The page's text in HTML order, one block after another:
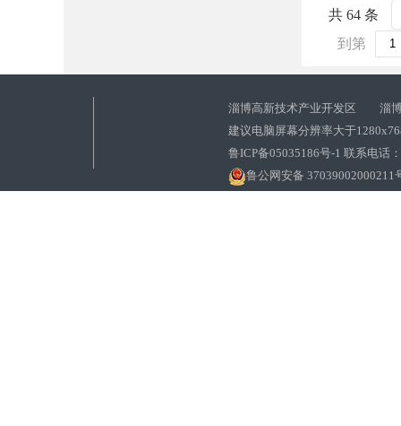
共 64 条
到第
淄博高新技术产业开发区 淄博
建议电脑屏幕分辨率大于
鲁ICP备05035186号-1 联系电话
鲁公网安备 37039002000211